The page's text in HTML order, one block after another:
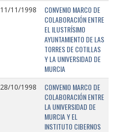
11/11/1998
CONVENIO MARCO DE
COLABORACIÓN ENTRE
EL ILUSTRÍSIMO
AYUNTAMIENTO DE LAS
TORRES DE COTILLAS
Y LA UNIVERSIDAD DE
MURCIA
28/10/1998
CONVENIO MARCO DE
COLABORACIÓN ENTRE
LA UNIVERSIDAD DE
MURCIA Y EL
INSTITUTO CIBERNOS